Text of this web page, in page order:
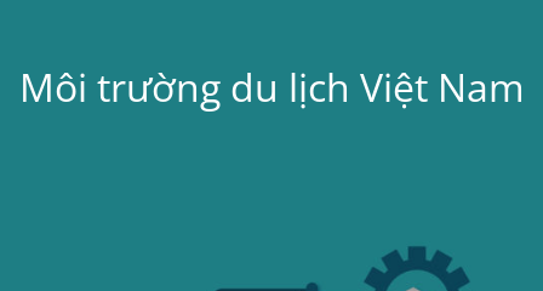
Môi trường du lịch Việt Nam